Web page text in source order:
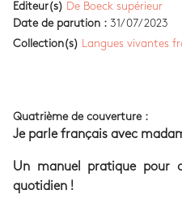
Editeur(s)
De Boeck supérieur
Date de parution : 31/07/2023
Collection(s)
Langues vivantes
Quatrième de couverture :
Je parle français avec
Un manuel pratique pour
quotidien !